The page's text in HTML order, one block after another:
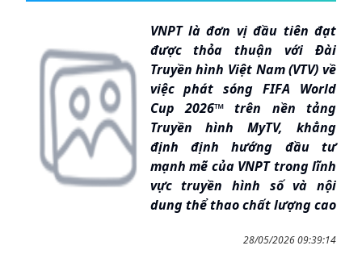
VNPT là đơn vị đầu tiên đạt
được thỏa thuận với Đài
Truyền hình Việt Nam (VTV) về
việc phát sóng FIFA World
Cup 2026™ trên nền tảng
Truyền hình MyTV, khẳng
định định hướng đầu tư
mạnh mẽ của VNPT trong lĩnh
vực truyền hình số và nội
dung thể thao chất lượng cao
28/05/2026 09:39:14